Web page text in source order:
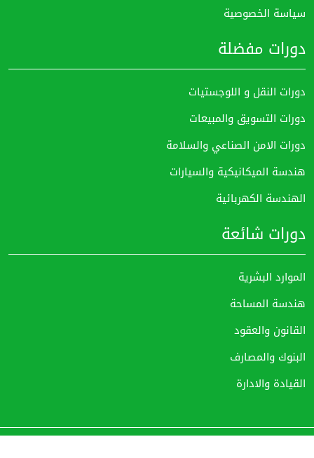
سياسة الخصوصية
دورات مفضلة
دورات النقل و اللوجستيات
دورات التسويق والمبيعات
دورات الامن الصناعي والسلامة
هندسة الميكانيكية والسيارات
الهندسة الكهربائية
دورات شائعة
الموارد البشرية
هندسة المساحة
القانون والعقود
البنوك والمصارف
القيادة والادارة